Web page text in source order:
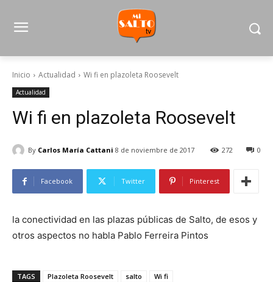
Inicio Actualidad Wi fi en plazoleta Roosevelt
Actualidad
Wi fi en plazoleta Roosevelt
By Carlos María Cattani 8 de noviembre de 2017 0
272
Facebook Twitter Pinterest
la conectividad en las plazas públicas de Salto, de esos y
otros aspectos no habla Pablo Ferreira Pintos
TAGS Plazoleta Roosevelt salto Wi fi